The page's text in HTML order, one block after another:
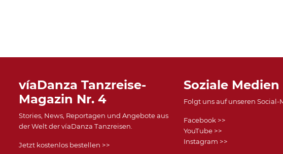
víaDanza Tanzreise-
Magazin Nr. 4
Stories, News, Reportagen und Angebote aus
der Welt der víaDanza Tanzreisen.
Jetzt kostenlos bestellen >>
Soziale Medien
Folgt uns auf unseren Social-
Facebook >>
YouTube >>
Instagram >>